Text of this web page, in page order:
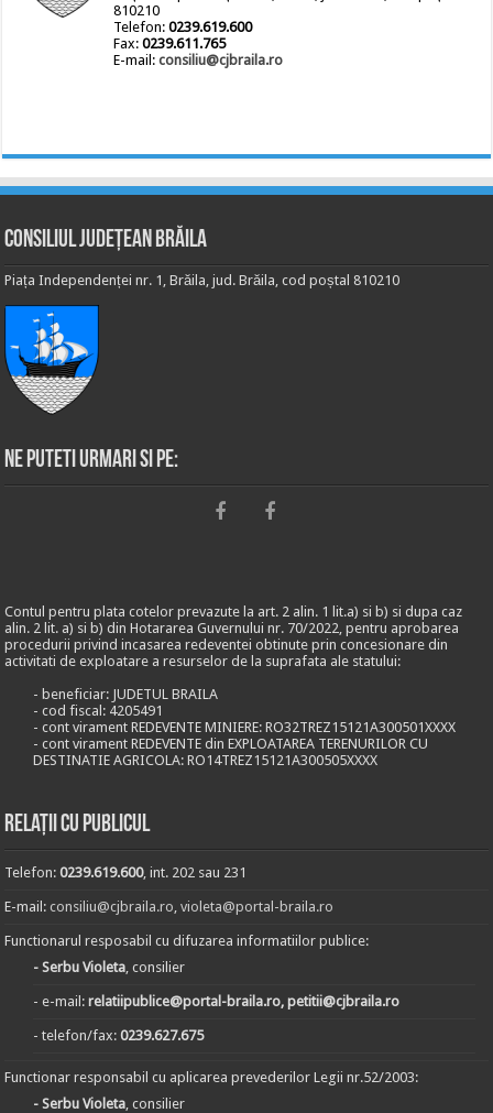
810210
Telefon:0239.619.600
Fax:0239.611.765
E-mail:consiliu@cjbraila.ro
Consiliul Județean Brăila
Piața Independenței nr. 1, Brăila, jud. Brăila, cod poștal 810210
Ne puteti urmari si pe:
Contul pentru plata cotelor prevazute la art. 2 alin. 1 lit.a) si b) si dupa caz
alin. 2 lit. a) si b) din Hotararea Guvernului nr. 70/2022, pentru aprobarea
procedurii privind incasarea redeventei obtinute prin concesionare din
activitati de exploatare a resurselor de la suprafata ale statului:
- beneficiar: JUDETUL BRAILA
- cod fiscal: 4205491
- cont virament REDEVENTE MINIERE: RO32TREZ15121A300501XXXX
- cont virament REDEVENTE din EXPLOATAREA TERENURILOR CU
DESTINATIE AGRICOLA: RO14TREZ15121A300505XXXX
Relații cu publicul
Telefon:0239.619.600, int. 202 sau 231
E-mail:consiliu@cjbraila.ro,violeta@portal-braila.ro
Functionarul resposabil cu difuzarea informatiilor publice:
- Serbu Violeta, consilier
- e-mail:relatiipublice@portal-braila.ro, petitii@cjbraila.ro
- telefon/fax:0239.627.675
Functionar responsabil cu aplicarea prevederilor Legii nr.52/2003:
- Serbu Violeta, consilier